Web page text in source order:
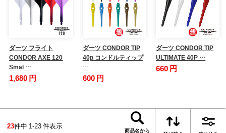
ダーツ フライト
CONDOR AXE 120
Smal …
1,680 円
ダーツ CONDOR TIP
40p コンドルティップ
…
600 円
ダーツ CONDOR TIP
ULTIMATE 40P …
660 円
23件中 1-23 件表示
商品名から